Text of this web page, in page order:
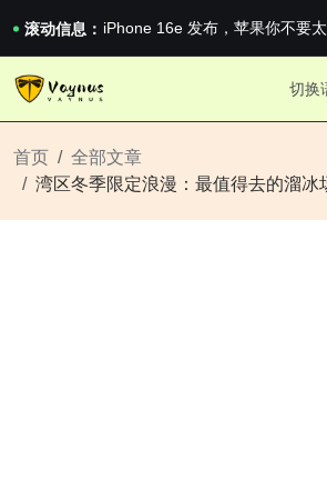
滚动信息： 2026澳网男单收官：全满贯对上
《巅峰守卫 Highguard》正式上
iPhone 16e 发布，苹果你不要
iPhone 16e 发布，苹果你不要太
切换
首页
全部文章
湾区冬季限定浪漫：最值得去的溜冰